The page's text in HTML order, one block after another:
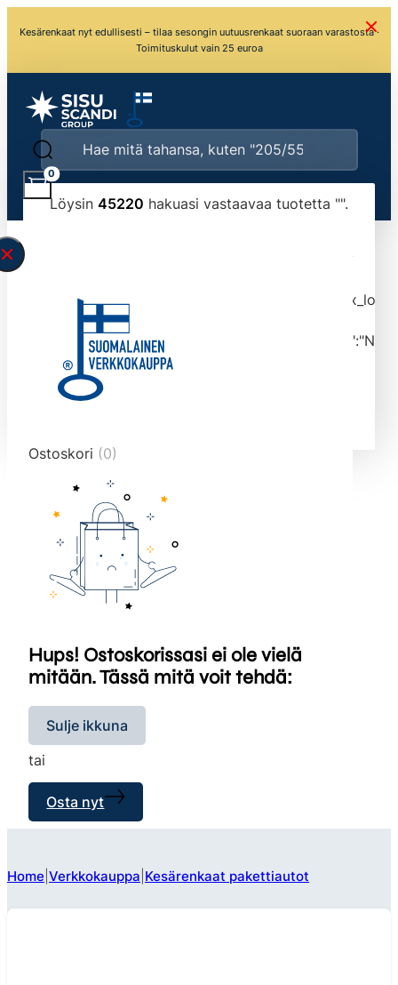
Kesärenkaat nyt edullisesti – tilaa sesongin uutuusrenkaat suoraan varastosta ·
Toimituskulut vain 25 euroa
Löysin 45220 hakuasi vastaavaa tuotetta "".
typed the search query correctly.<br>Currently
tmlmvi","meta_query":
data-original-query-vars="[]" data-page="1"
data-max-pages="4522" data-start="1" data-
end="10">
0
Ostoskori (0)
Hups! Ostoskorissasi ei ole vielä
mitään. Tässä mitä voit tehdä:
Sulje ikkuna
tai
Osta nyt
Home Verkkokauppa Kesärenkaat pakettiautot